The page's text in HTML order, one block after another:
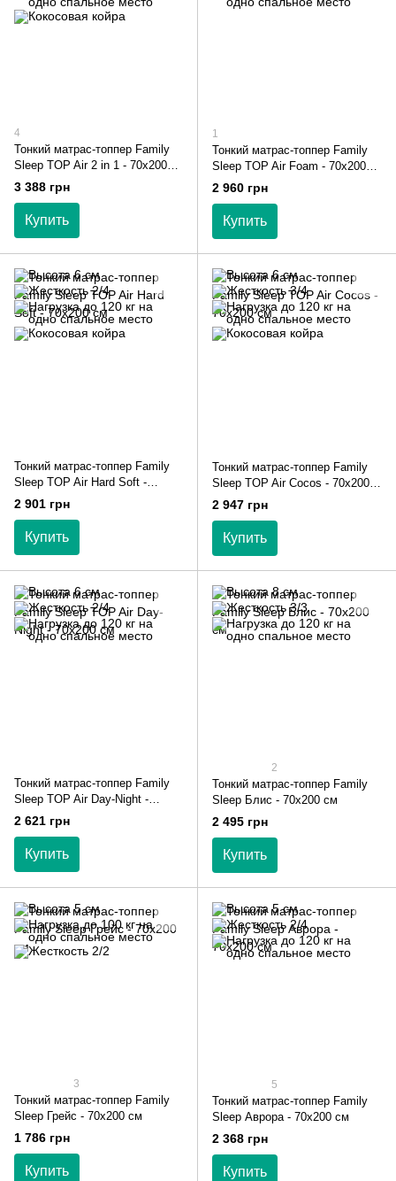
4
Тонкий матрас-топпер Family
Sleep TOP Air 2 in 1 - 70х200
см
3 388 грн
Купить
1
Тонкий матрас-топпер Family
Sleep TOP Air Foam - 70х200
см
2 960 грн
Купить
Тонкий матрас-топпер Family
Sleep TOP Air Hard Soft -
70х200 см
2 901 грн
Купить
Тонкий матрас-топпер Family
Sleep TOP Air Cocos - 70х200
см
2 947 грн
Купить
Тонкий матрас-топпер Family
Sleep TOP Air Day-Night -
70х200 см
2 621 грн
Купить
2
Тонкий матрас-топпер Family
Sleep Блис - 70х200 см
2 495 грн
Купить
3
Тонкий матрас-топпер Family
Sleep Грейс - 70х200 см
1 786 грн
Купить
5
Тонкий матрас-топпер Family
Sleep Аврора - 70х200 см
2 368 грн
Купить